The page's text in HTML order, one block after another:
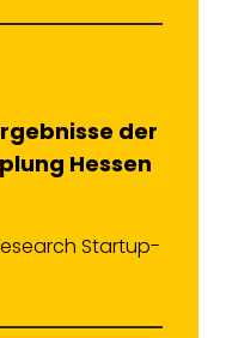
der
Hessen
Startup-